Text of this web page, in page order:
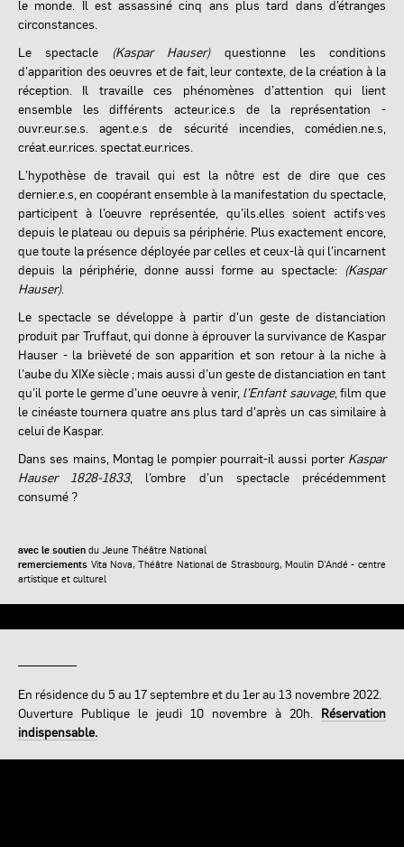
le monde. Il est assassiné cinq ans plus tard dans d’étranges
circonstances.
Le spectacle (Kaspar Hauser)questionne les conditions
d’apparition des oeuvres et de fait, leur contexte, de la création à la
réception. Il travaille ces phénomènes d’attention qui lient
ensemble les différents acteur.ice.s de la représentation -
ouvr.eur.se.s. agent.e.s de sécurité incendies, comédien.ne.s,
créat.eur.rices. spectat.eur.rices.
L'hypothèse de travail qui est la nôtre est de dire que ces
dernier.e.s, en coopérant ensemble à la manifestation du spectacle,
participent à l’oeuvre représentée, qu’ils.elles soient actifs·ves
depuis le plateau ou depuis sa périphérie. Plus exactement encore,
que toute la présence déployée par celles et ceux-là qui l’incarnent
depuis la périphérie, donne aussi forme au spectacle: (Kaspar
Hauser).
Le spectacle se développe à partir d'un geste de distanciation
produit par Truffaut, qui donne à éprouver la survivance de Kaspar
Hauser - la brièveté de son apparition et son retour à la niche à
l’aube du XIXe siècle ; mais aussi d’un geste de distanciation en tant
qu’il porte le germe d’une oeuvre à venir, l’Enfant sauvage, film que
le cinéaste tournera quatre ans plus tard d’après un cas similaire à
celui de Kaspar.
Dans ses mains, Montag le pompier pourrait-il aussi porter Kaspar
Hauser 1828-1833, l’ombre d’un spectacle précédemment
consumé ?
avec le soutien du Jeune Théâtre National
remerciements Vita Nova, Théâtre National de Strasbourg, Moulin D'Andé - centre
artistique et culturel
En résidence du 5 au 17 septembre et du 1er au 13 novembre 2022.
Ouverture Publique le jeudi 10 novembre à 20h. Réservation
indispensable.